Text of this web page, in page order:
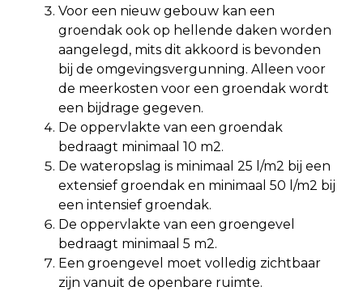
Voor een nieuw gebouw kan een
groendak ook op hellende daken worden
aangelegd, mits dit akkoord is bevonden
bij de omgevingsvergunning. Alleen voor
de meerkosten voor een groendak wordt
een bijdrage gegeven.
De oppervlakte van een groendak
bedraagt minimaal 10 m2.
De wateropslag is minimaal 25 l/m2 bij een
extensief groendak en minimaal 50 l/m2 bij
een intensief groendak.
De oppervlakte van een groengevel
bedraagt minimaal 5 m2.
Een groengevel moet volledig zichtbaar
zijn vanuit de openbare ruimte.